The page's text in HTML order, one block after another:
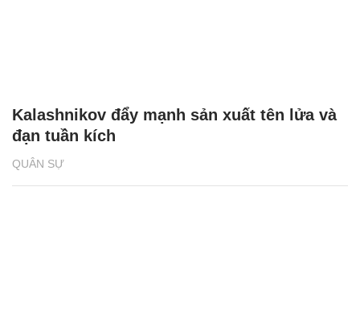
QUÂN SỰ
Kalashnikov đẩy mạnh sản xuất tên lửa và
đạn tuần kích